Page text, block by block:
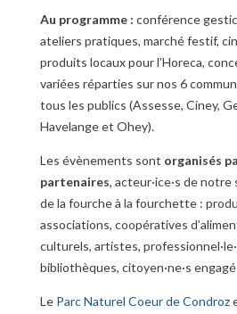
Au programme : conférence
ateliers pratiques, marché festif,
produits locaux pour l’Horeca,
variées réparties sur nos 6
tous les publics (Assesse, Ciney,
Havelange et Ohey).
Les évènements sont organisés
partenaires, acteur·ice·s de
de la fourche à la fourchette :
associations, coopératives
culturels, artistes,
bibliothèques, citoyen·ne·s
Le Parc Naturel Coeur de Condroz